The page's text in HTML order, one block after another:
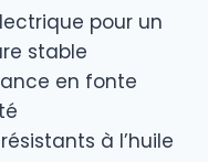
pour un
stable
en fonte
à l’huile